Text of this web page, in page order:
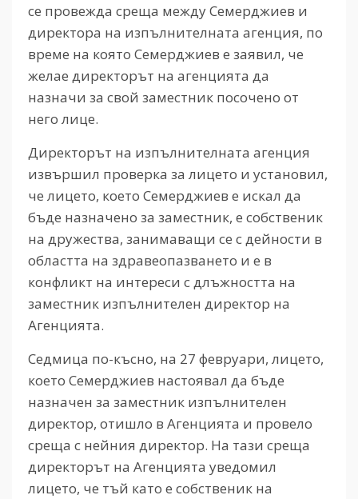
се провежда среща между Семерджиев и
директора на изпълнителната агенция, по
време на която Семерджиев е заявил, че
желае директорът на агенцията да
назначи за свой заместник посочено от
него лице.
Директорът на изпълнителната агенция
извършил проверка за лицето и установил,
че лицето, което Семерджиев е искал да
бъде назначено за заместник, е собственик
на дружества, занимаващи се с дейности в
областта на здравеопазването и е в
конфликт на интереси с длъжността на
заместник изпълнителен директор на
Агенцията.
Седмица по-късно, на 27 февруари, лицето,
което Семерджиев настоявал да бъде
назначен за заместник изпълнителен
директор, отишло в Агенцията и провело
среща с нейния директор. На тази среща
директорът на Агенцията уведомил
лицето, че тъй като е собственик на